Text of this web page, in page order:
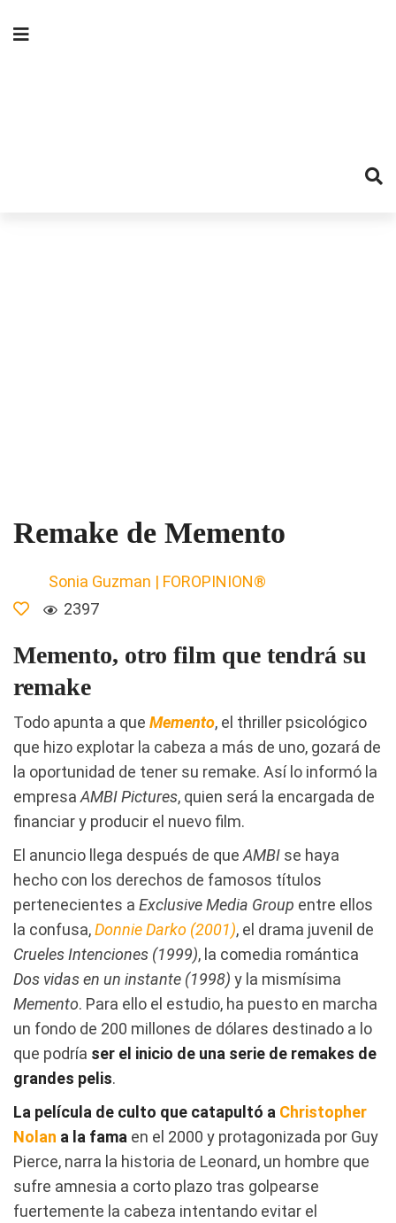
Remake de Memento
Sonia Guzman | FOROPINION®
2397
Memento, otro film que tendrá su
remake
Todo apunta a que Memento, el thriller psicológico
que hizo explotar la cabeza a más de uno, gozará de
la oportunidad de tener su remake. Así lo informó la
empresa AMBIPictures, quien será la encargada de
financiar y producir el nuevo film.
El anuncio llega después de que AMBI se haya
hecho con los derechos de famosos títulos
pertenecientes a Exclusive Media Group entre ellos
la confusa,Donnie Darko (2001), el drama juvenil de
Crueles Intenciones (1999), la comedia romántica
Dos vidas en un instante (1998) y la mismísima
Memento. Para ello el estudio, ha puesto en marcha
un fondo de 200 millones de dólares destinado a lo
que podría ser el inicio de una serie de remakes de
grandes pelis.
La película de culto que catapultó a Christopher
Nolan a la fama en el 2000 y protagonizada por Guy
Pierce, narra la historia de Leonard, un hombre que
sufre amnesia a corto plazo tras golpearse
fuertemente la cabeza intentando evitar el